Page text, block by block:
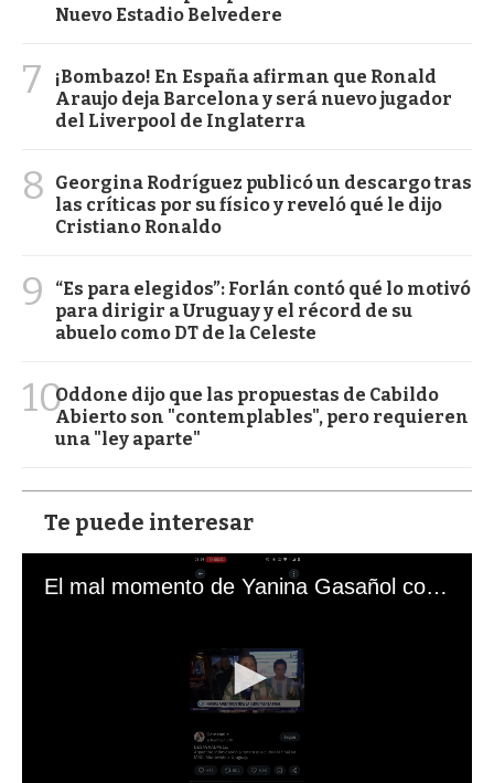
Nuevo Estadio Belvedere
7
¡Bombazo! En España afirman que Ronald
Araujo deja Barcelona y será nuevo jugador
del Liverpool de Inglaterra
8
Georgina Rodríguez publicó un descargo tras
las críticas por su físico y reveló qué le dijo
Cristiano Ronaldo
9
“Es para elegidos”: Forlán contó qué lo motivó
para dirigir a Uruguay y el récord de su
abuelo como DT de la Celeste
10Oddone dijo que las propuestas de Cabildo
Abierto son "contemplables", pero requieren
una "ley aparte"
Te puede interesar
El mal momento de Yanina Gasañol con un hincha argentino en "Subrayado"